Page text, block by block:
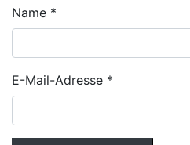
Name *
E-Mail-Adresse *